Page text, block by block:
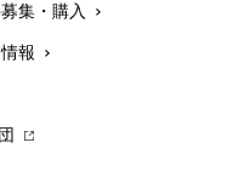
集・購入
報